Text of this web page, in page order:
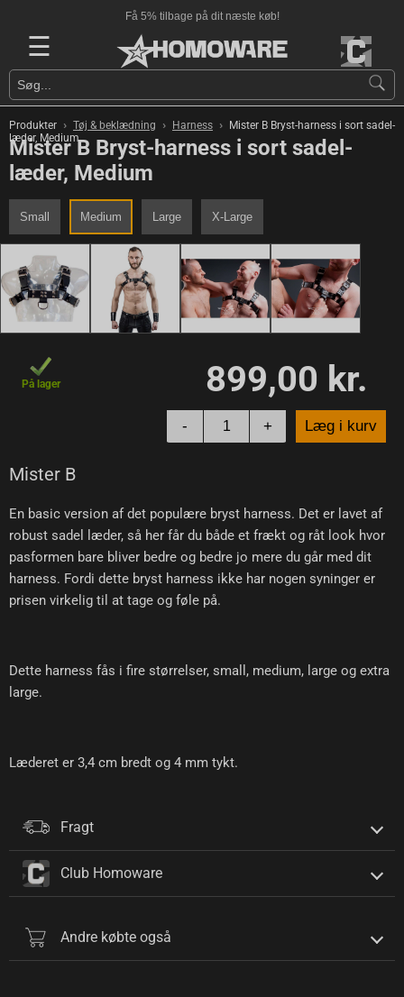
Få 5% tilbage på dit næste køb!
☰
Produkter › Tøj & beklædning › Harness ›
Mister B Bryst-harness i sort sadel-
læder, Medium
Mister B Bryst-harness i sort sadel-
læder, Medium
Small Medium Large X-Large
På lager 899,00 kr.
- + Læg i kurv
Mister B
En basic version af det populære bryst harness. Det er lavet af
robust sadel læder, så her får du både et frækt og råt look hvor
pasformen bare bliver bedre og bedre jo mere du går med dit
harness. Fordi dette bryst harness ikke har nogen syninger er
prisen virkelig til at tage og føle på.
Dette harness fås i fire størrelser, small, medium, large og extra
large.
Læderet er 3,4 cm bredt og 4 mm tykt.
Fragt
Club Homoware
Andre købte også